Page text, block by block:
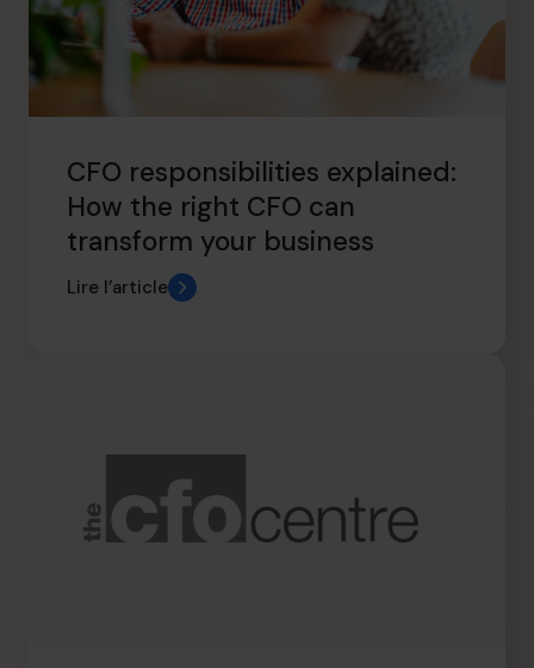
CFO responsibilities explained:
How the right CFO can
transform your business
Lire l’article